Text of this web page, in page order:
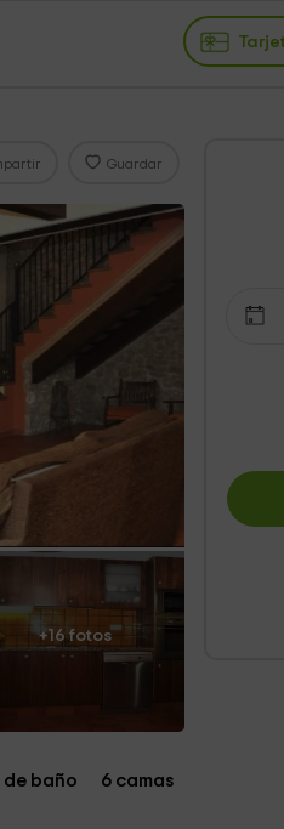
Guardar
+16 fotos
de baño 6 camas